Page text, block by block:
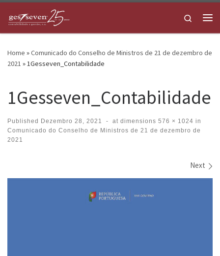
Skip to content
Search
Home »Comunicado do Conselho de Ministros de 21 de dezembro de
2021 »1Gesseven_Contabilidade
1Gesseven_Contabilidade
Published Dezembro 28, 2021 - at dimensions 576 × 1024 in
Comunicado do Conselho de Ministros de 21 de dezembro de
2021
Next